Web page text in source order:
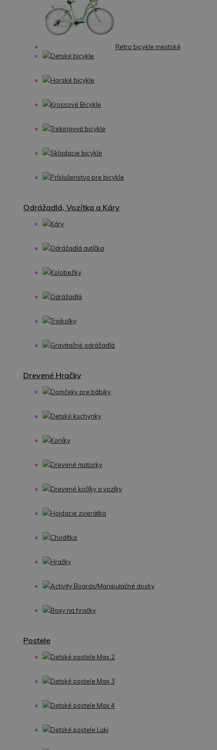
Retro bicykle mestské
Detské bicykle
Horské bicykle
Krossové Bicykle
Trekingové bicykle
Skladacie bicykle
Príslušenstvo pre bicykle
Odrážadlá, Vozítka a Káry
Káry
Odrážadlá autíčka
Kolobežky
Odrážadlá
Trojkolky
Gravitačné odrážadlá
Drevené Hračky
Domčeky pre bábiky
Detské kuchynky
Koníky
Drevené motorky
Drevené kočíky a vozíky
Hojdacie zvierátka
Chodítka
Hračky
Activity Boards/Manipulačné dosky
Boxy na hračky
Postele
Detské postele Max 2
Detské postele Max 3
Detské postele Max 4
Detské postele Luki